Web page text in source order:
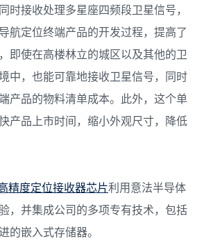
时接收处理多星座四频段卫星信号，
航定位终端产品的开发过程，提高了
即使在高楼林立的城区以及其他的卫
中，也能可靠地接收卫星信号，同时
产品的物料清单成本。此外，这个单
产品上市时间，缩小外观尺寸，降低
精度定位接收器芯片利用意法半导体
，并集成公司的多项专有技术，包括
的嵌入式存储器。